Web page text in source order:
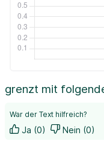
grenzt mit
War der Text hilfreich?
Ja (0) Nein (0)